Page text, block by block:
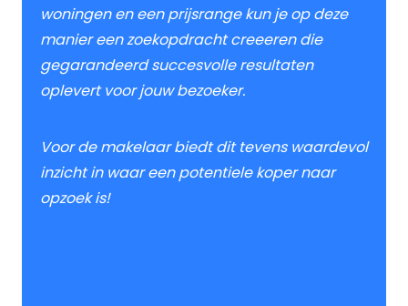
woningen en een prijsrange kun je op deze
manier een zoekopdracht creeeren die
gegarandeerd succesvolle resultaten
oplevert voor jouw bezoeker.
Voor de makelaar biedt dit tevens waardevol
inzicht in waar een potentiele koper naar
opzoek is!